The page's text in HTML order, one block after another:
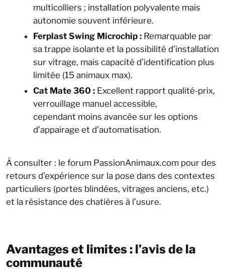
multicolliers ; installation polyvalente mais
autonomie souvent inférieure.
Ferplast Swing Microchip : Remarquable par
sa trappe isolante et la possibilité d’installation
sur vitrage, mais capacité d’identification plus
limitée (15 animaux max).
Cat Mate 360 : Excellent rapport qualité-prix,
verrouillage manuel accessible,
cependant moins avancée sur les options
d’appairage et d’automatisation.
À consulter : le forum PassionAnimaux.com pour des
retours d’expérience sur la pose dans des contextes
particuliers (portes blindées, vitrages anciens, etc.)
et la résistance des chatières à l’usure.
Avantages et limites : l’avis de la
communauté